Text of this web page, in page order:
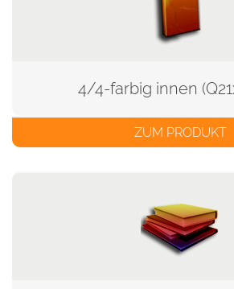
4/4-farbig innen
ZUM PRODUKT